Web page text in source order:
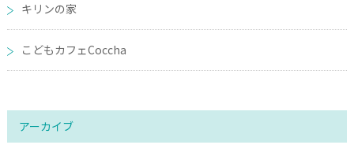
キリンの家
こどもカフェCoccha
アーカイブ